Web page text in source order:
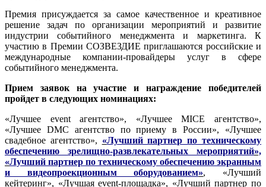
Премия присуждается за самое качественное и креативное
решение задач по организации мероприятий и развитие
индустрии событийного менеджмента и маркетинга. К
участию в Премии СОЗВЕЗДИЕ приглашаются российские и
международные компании-провайдеры услуг в сфере
событийного менеджмента.
Прием заявок на участие и награждение победителей
пройдет в следующих номинациях:
«Лучшее event агентство», «Лучшее MICE агентство»,
«Лучшее DMC агентство по приему в России», «Лучшее
свадебное агентство», «Лучший партнер по техническому
обеспечению зрелищно-развлекательных мероприятий»,
«Лучший партнер по техническому обеспечению экранным
и видеопроекционным оборудованием», «Лучший
кейтеринг», «Лучшая event-площадка», «Лучший партнер по